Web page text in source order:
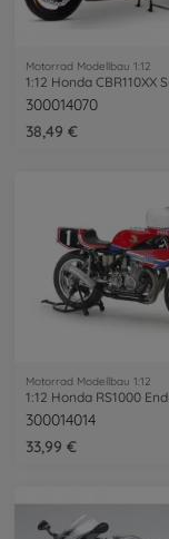
Motorrad Modellbau 1:12
300014070
38,49 €
Motorrad Modellbau 1:12
300014014
33,99 €